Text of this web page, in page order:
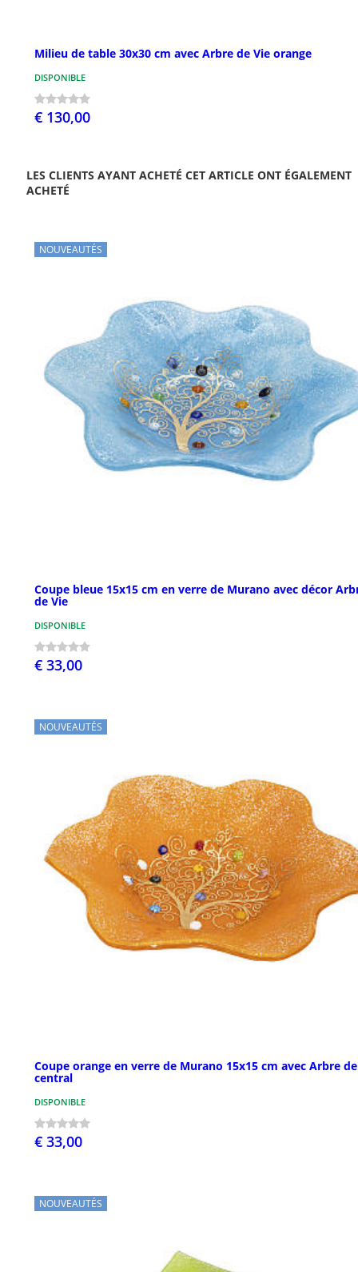
Milieu de table 30x30 cm avec Arbre de Vie orange
DISPONIBLE
€ 130,00
LES CLIENTS AYANT ACHETÉ CET ARTICLE ONT ÉGALEMENT
ACHETÉ
NOUVEAUTÉS
Coupe bleue 15x15 cm en verre de Murano avec décor
de Vie
DISPONIBLE
€ 33,00
NOUVEAUTÉS
Coupe orange en verre de Murano 15x15 cm avec Arbre
central
DISPONIBLE
€ 33,00
NOUVEAUTÉS